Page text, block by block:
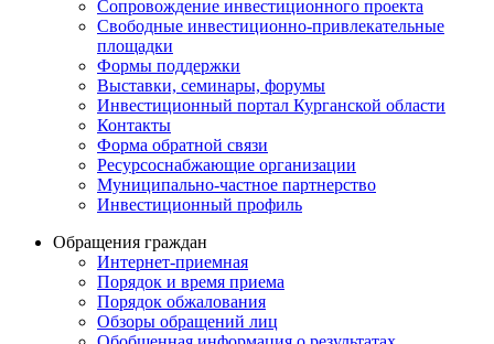
Сопровождение инвестиционного проекта
Свободные инвестиционно-привлекательные
площадки
Формы поддержки
Выставки, семинары, форумы
Инвестиционный портал Курганской области
Контакты
Форма обратной связи
Ресурсоснабжающие организации
Муниципально-частное партнерство
Инвестиционный профиль
Обращения граждан
Интернет-приемная
Порядок и время приема
Порядок обжалования
Обзоры обращений лиц